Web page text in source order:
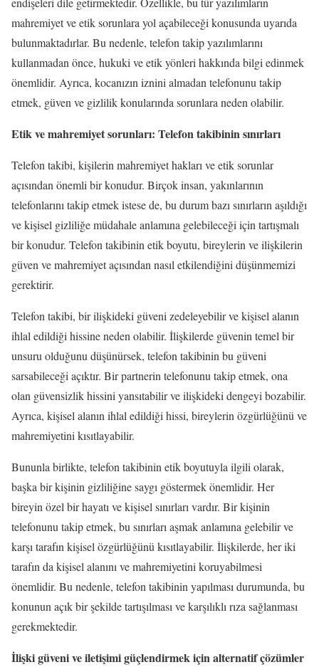
mahremiyet ve etik sorunlara yol açabileceği konusunda uyarıda
bulunmaktadırlar. Bu nedenle, telefon takip yazılımlarını
kullanmadan önce, hukuki ve etik yönleri hakkında bilgi edinmek
önemlidir. Ayrıca, kocanızın iznini almadan telefonunu takip
etmek, güven ve gizlilik konularında sorunlara neden olabilir.
Etik ve mahremiyet sorunları: Telefon takibinin sınırları
Telefon takibi, kişilerin mahremiyet hakları ve etik sorunlar
açısından önemli bir konudur. Birçok insan, yakınlarının
telefonlarını takip etmek istese de, bu durum bazı sınırların aşıldığı
ve kişisel gizliliğe müdahale anlamına gelebileceği için tartışmalı
bir konudur. Telefon takibinin etik boyutu, bireylerin ve ilişkilerin
güven ve mahremiyet açısından nasıl etkilendiğini düşünmemizi
gerektirir.
Telefon takibi, bir ilişkideki güveni zedeleyebilir ve kişisel alanın
ihlal edildiği hissine neden olabilir. İlişkilerde güvenin temel bir
unsuru olduğunu düşünürsek, telefon takibinin bu güveni
sarsabileceği açıktır. Bir partnerin telefonunu takip etmek, ona
olan güvensizlik hissini yansıtabilir ve ilişkideki dengeyi bozabilir.
Ayrıca, kişisel alanın ihlal edildiği hissi, bireylerin özgürlüğünü ve
mahremiyetini kısıtlayabilir.
Bununla birlikte, telefon takibinin etik boyutuyla ilgili olarak,
başka bir kişinin gizliliğine saygı göstermek önemlidir. Her
bireyin özel bir hayatı ve kişisel sınırları vardır. Bir kişinin
telefonunu takip etmek, bu sınırları aşmak anlamına gelebilir ve
karşı tarafın kişisel özgürlüğünü kısıtlayabilir. İlişkilerde, her iki
tarafın da kişisel alanını ve mahremiyetini koruyabilmesi
önemlidir. Bu nedenle, telefon takibinin yapılması durumunda, bu
konunun açık bir şekilde tartışılması ve karşılıklı rıza sağlanması
gerekmektedir.
İlişki güveni ve iletişimi güçlendirmek için alternatif çözümler